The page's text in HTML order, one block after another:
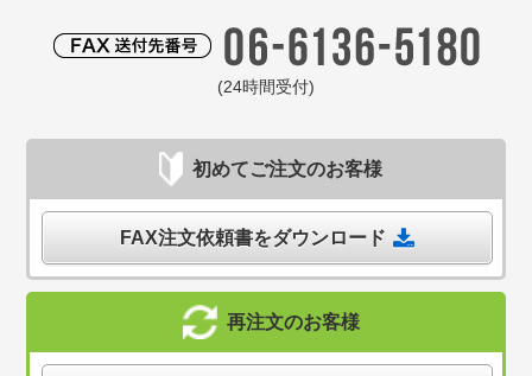
(24時間受付)
初めてご注文のお客様
FAX注文依頼書をダウンロード
再注文のお客様